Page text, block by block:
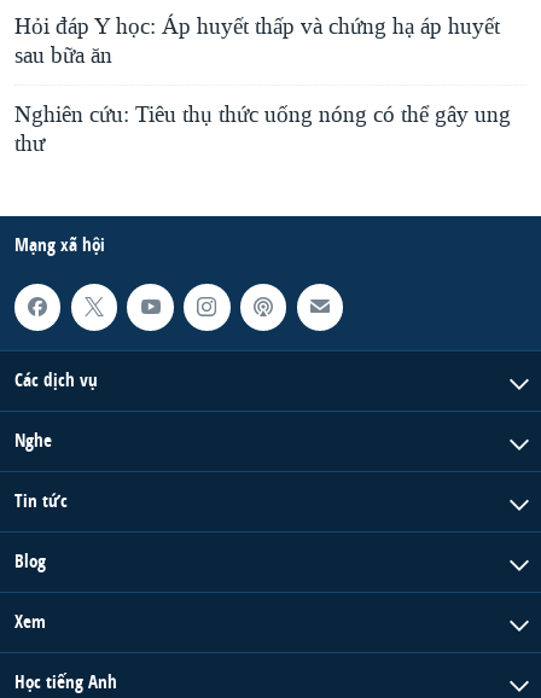
Hỏi đáp Y học: Áp huyết thấp và chứng hạ áp huyết
sau bữa ăn
Nghiên cứu: Tiêu thụ thức uống nóng có thể gây ung
thư
Mạng xã hội
Các dịch vụ
Nghe
Tin tức
Blog
Xem
Học tiếng Anh